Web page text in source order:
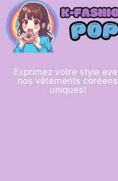
Exprimez votre style
nos vêtements coréens
uniques!